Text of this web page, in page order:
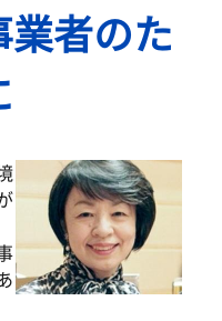
業者のた